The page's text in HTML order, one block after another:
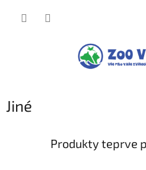
Jiné
Produkty teprve